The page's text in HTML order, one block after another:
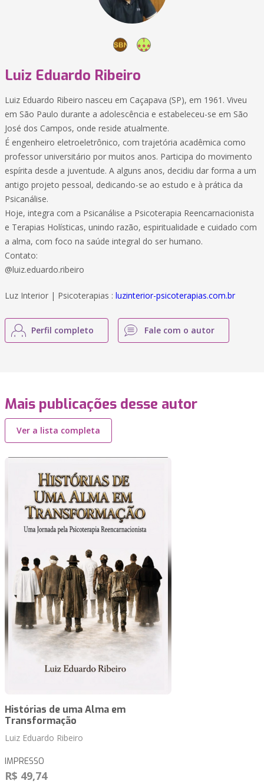
Luiz Eduardo Ribeiro
Luiz Eduardo Ribeiro nasceu em Caçapava (SP), em 1961. Viveu
em São Paulo durante a adolescência e estabeleceu-se em São
José dos Campos, onde reside atualmente.
É engenheiro eletroeletrônico, com trajetória acadêmica como
professor universitário por muitos anos. Participa do movimento
espírita desde a juventude. A alguns anos, decidiu dar forma a um
antigo projeto pessoal, dedicando-se ao estudo e à prática da
Psicanálise.
Hoje, integra com a Psicanálise a Psicoterapia Reencarnacionista
e Terapias Holísticas, unindo razão, espiritualidade e cuidado com
a alma, com foco na saúde integral do ser humano.
Contato:
@luiz.eduardo.ribeiro
Luz Interior | Psicoterapias : luzinterior-psicoterapias.com.br
Perfil completo Fale com o autor
Mais publicações desse autor
Ver a lista completa
Histórias de uma Alma em
Transformação
Luiz Eduardo Ribeiro
IMPRESSO
R$ 49,74